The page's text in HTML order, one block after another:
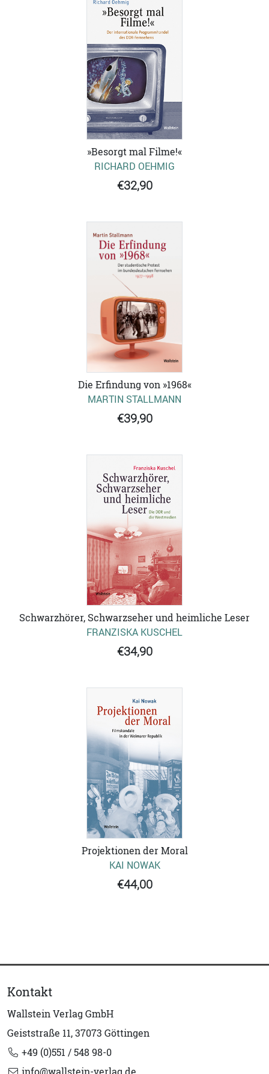
»Besorgt mal Filme!«
RICHARD OEHMIG
€32,90
Die Erfindung von »1968«
MARTIN STALLMANN
€39,90
Schwarzhörer, Schwarzseher und heimliche Leser
FRANZISKA KUSCHEL
€34,90
Projektionen der Moral
KAI NOWAK
€44,00
Kontakt
Wallstein Verlag GmbH
Geiststraße 11, 37073 Göttingen
+49 (0)551 / 548 98-0
info@wallstein-verlag.de